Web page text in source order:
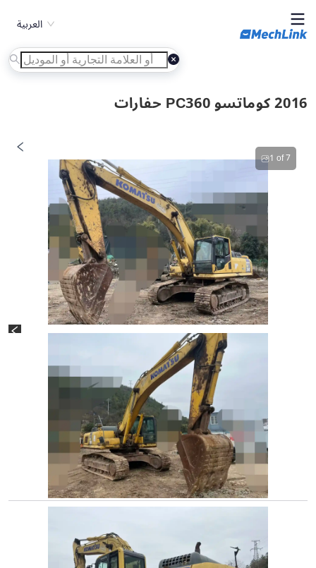
العربية
2016 كوماتسو PC360 حفارات
1 of7
المعلومات الأساسية
حفارات
العلامة التجارية
كوماتسو
PC360
ساعات العرض
10575
ساعة